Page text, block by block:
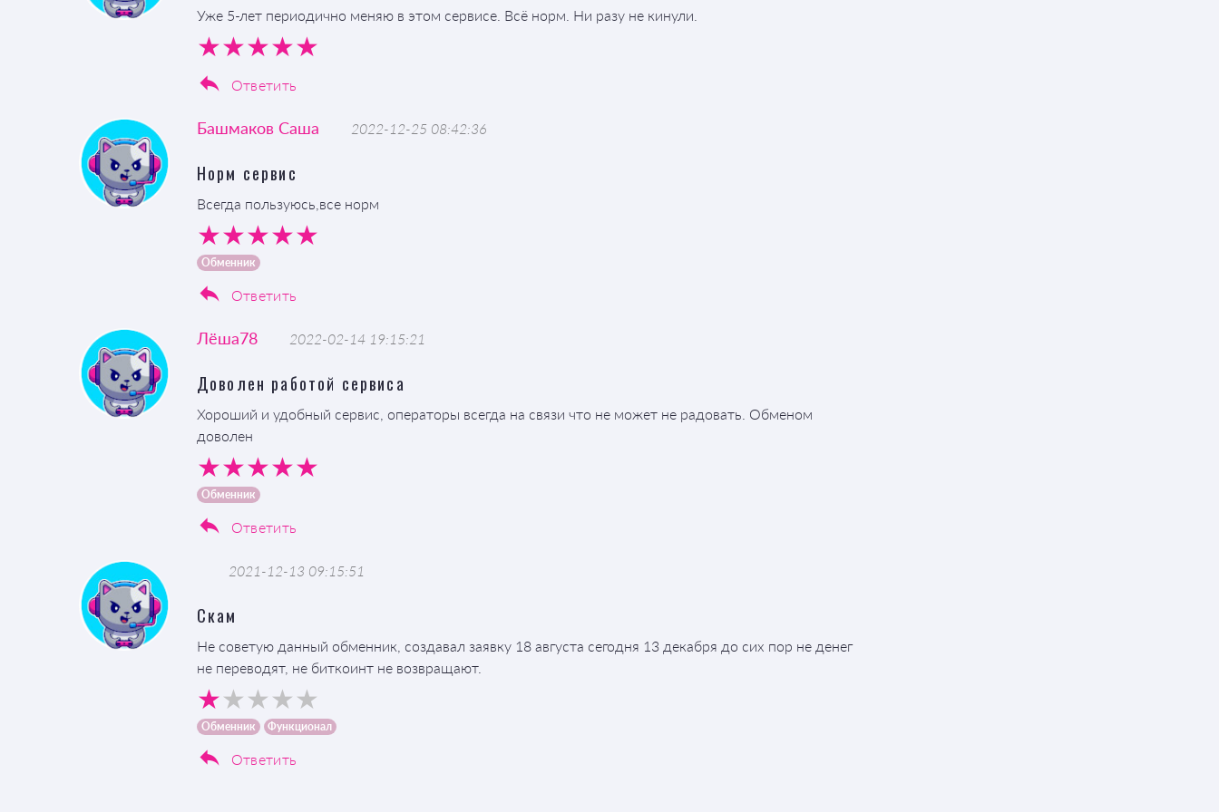
Уже 5-лет периодично меняю в этом сервисе. Всё норм. Ни разу не кинули.
Ответить
Башмаков Саша 2022-12-25 08:42:36
Норм сервис
Всегда пользуюсь,все норм
Обменник
Ответить
Лёша78 2022-02-14 19:15:21
Доволен работой сервиса
Хороший и удобный сервис, операторы всегда на связи что не может не радовать. Обменом
доволен
Обменник
Ответить
2021-12-13 09:15:51
Скам
Не советую данный обменник, создавал заявку 18 августа сегодня 13 декабря до сих пор не денег
не переводят, не биткоинт не возвращают.
Обменник Функционал
Ответить